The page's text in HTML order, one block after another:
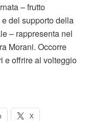
– frutto
del supporto della
– rappresenta nel
Morani. Occorre
e offrire al volteggio
X